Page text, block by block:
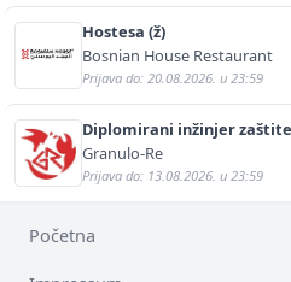
Hostesa (ž)
Bosnian House Restaurant
Prijava do: 20.08.2026. u 23:59
Diplomirani inžinjer
sigurnosti i pomoći (m/ž)
Granulo-Re
Prijava do: 13.08.2026. u 23:59
Početna